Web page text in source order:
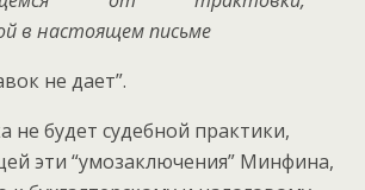
в настоящем письме
не дает”.
не будет судебной практики,
эти “умозаключения” Минфина,